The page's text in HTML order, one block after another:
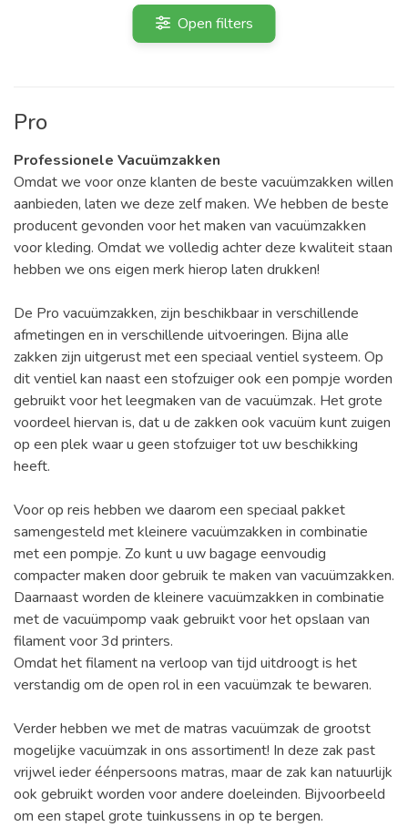
Open filters
Pro
Professionele Vacuümzakken
Omdat we voor onze klanten de beste vacuümzakken willen
aanbieden, laten we deze zelf maken. We hebben de beste
producent gevonden voor het maken van vacuümzakken
voor kleding. Omdat we volledig achter deze kwaliteit staan
hebben we ons eigen merk hierop laten drukken!
De Pro vacuümzakken, zijn beschikbaar in verschillende
afmetingen en in verschillende uitvoeringen. Bijna alle
zakken zijn uitgerust met een speciaal ventiel systeem. Op
dit ventiel kan naast een stofzuiger ook een pompje worden
gebruikt voor het leegmaken van de vacuümzak. Het grote
voordeel hiervan is, dat u de zakken ook vacuüm kunt zuigen
op een plek waar u geen stofzuiger tot uw beschikking
heeft.
Voor op reis hebben we daarom een speciaal pakket
samengesteld met kleinere vacuümzakken in combinatie
met een pompje. Zo kunt u uw bagage eenvoudig
compacter maken door gebruik te maken van vacuümzakken.
Daarnaast worden de kleinere vacuümzakken in combinatie
met de vacuümpomp vaak gebruikt voor het opslaan van
filament voor 3d printers.
Omdat het filament na verloop van tijd uitdroogt is het
verstandig om de open rol in een vacuümzak te bewaren.
Verder hebben we met de matras vacuümzak de grootst
mogelijke vacuümzak in ons assortiment! In deze zak past
vrijwel ieder éénpersoons matras, maar de zak kan natuurlijk
ook gebruikt worden voor andere doeleinden. Bijvoorbeeld
om een stapel grote tuinkussens in op te bergen.